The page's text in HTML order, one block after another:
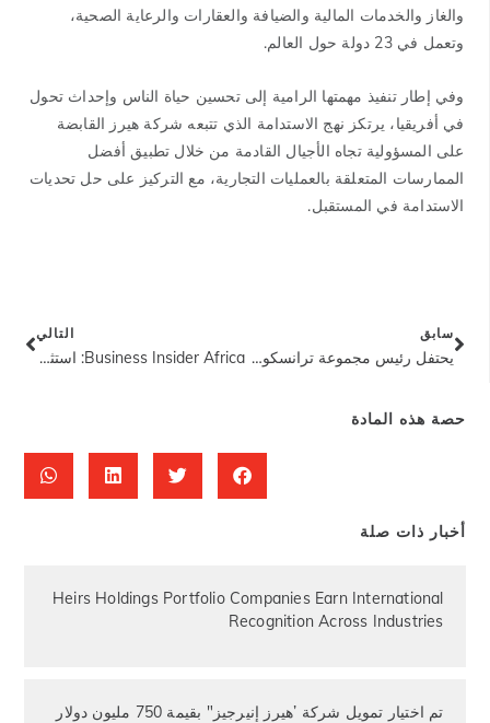
والغاز والخدمات المالية والضيافة والعقارات والرعاية الصحية،
وتعمل في 23 دولة حول العالم.
وفي إطار تنفيذ مهمتها الرامية إلى تحسين حياة الناس وإحداث تحول
في أفريقيا، يرتكز نهج الاستدامة الذي تتبعه شركة هيرز القابضة
على المسؤولية تجاه الأجيال القادمة من خلال تطبيق أفضل
الممارسات المتعلقة بالعمليات التجارية، مع التركيز على حل تحديات
الاستدامة في المستقبل.
سابق
يحتفل رئيس مجموعة ترانسكورب توني إلوميلو بيوم البيئة العالمي بزراعة شجرة رمزية في فندق ترانسكورب هيلتون أبوجا
التالي
Business Insider Africa: استثمار توني إلوميلو عبر أفريقيا وتأثير الأعمال
حصة هذه المادة
أخبار ذات صلة
Heirs Holdings Portfolio Companies Earn International
Recognition Across Industries
تم اختيار تمويل شركة ’هيرز إنيرجيز" بقيمة 750 مليون دولار